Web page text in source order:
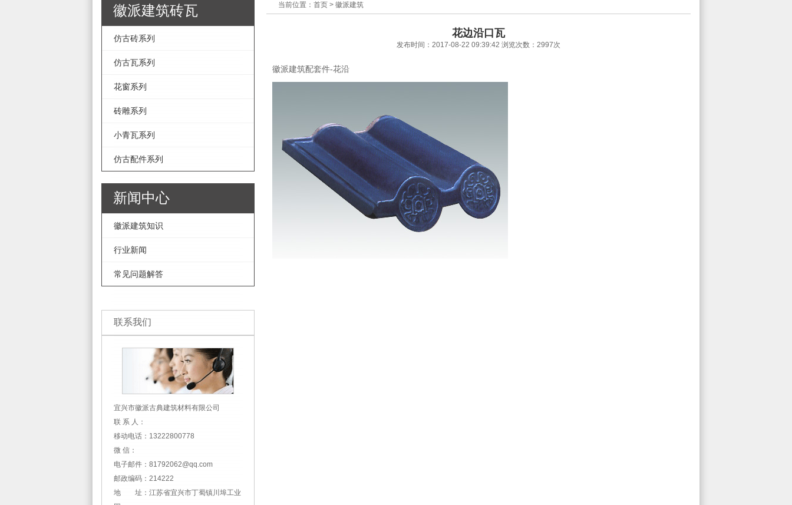
徽派建筑砖瓦
仿古砖系列
仿古瓦系列
花窗系列
砖雕系列
小青瓦系列
仿古配件系列
新闻中心
徽派建筑知识
行业新闻
常见问题解答
联系我们
宜兴市徽派古典建筑材料有限公司
联 系 人：
移动电话：13222800778
微 信：
电子邮件：81792062@qq.com
邮政编码：214222
地 址：江苏省宜兴市丁蜀镇川埠工业
当前位置：首页 > 徽派建筑
花边沿口瓦
发布时间：2017-08-22 09:39:42 浏览次数：2997次
徽派建筑配套件-花沿